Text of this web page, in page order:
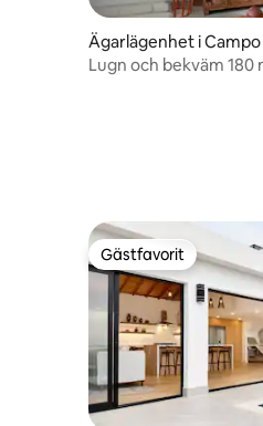
Ägarlägenhet i Campo
so
Lugn och bekväm 180
Gästfavorit
Gästfavorit